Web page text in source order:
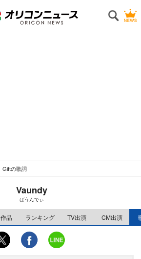
Giftの歌詞
Vaundy
ばうんでぃ
作品 ランキング TV出演 CM出演